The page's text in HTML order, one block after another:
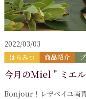
2022/03/03
はちみつ 商品紹介
今月のMiel " ミエ
Bonjour！レザベイユ南